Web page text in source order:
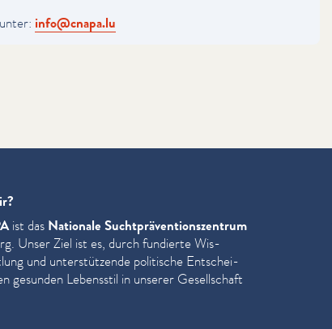
info@​cnapa.​lu
ist das Nationale Sucht­präven­tion­szen­trum
Unser Ziel ist es, durch fundierte Wis­
und unter­stützende politische Entschei­
gesunden Lebensstil in unserer Gesellschaft